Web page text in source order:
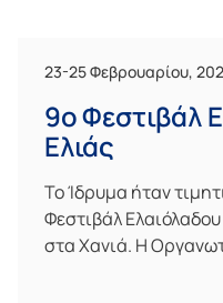
23-25 Φεβρουαρίου,
9ο Φεστιβάλ
Ελιάς
Το Ίδρυμα ήταν
Φεστιβάλ Ελαιόλαδου
στα Χανιά. Η